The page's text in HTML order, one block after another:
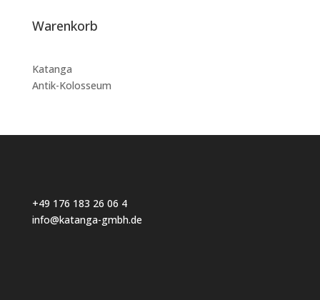
Warenkorb
Katanga
Antik-Kolosseum
+49 176 183 26 06 4
info@katanga-gmbh.de